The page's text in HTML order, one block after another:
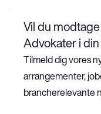
Vil du
Advokater i
Tilmeld dig vores
arrangementer,
brancherelevante